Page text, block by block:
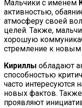
Мальчики с именем
активностью,
атмосферу своей
целей. Также,
хорошую
стремление к новым
Кириллы обладают
способностью
часто интересуются
новых фактов.
проявляют